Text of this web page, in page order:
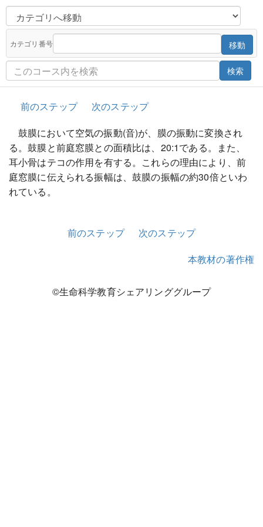
カテゴリ番号 移動
検索
前のステップ
次のステップ
鼓膜において空気の振動(音)が、膜の振動に変換され
る。鼓膜と前庭窓膜との面積比は、20:1である。また、
耳小骨はテコの作用を有する。これらの理由により、前
庭窓膜に伝えられる振幅は、鼓膜の振幅の約30倍といわ
れている。
前のステップ
次のステップ
本教材の著作権
©生命科学教育シェアリンググループ